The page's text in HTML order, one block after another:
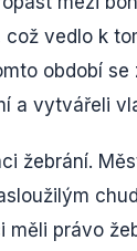
vedlo k
období
a vytvářeli
žebrání.
měli právo